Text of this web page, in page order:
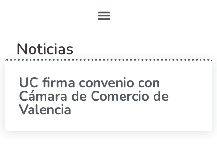
Noticias
UC firma convenio con
Cámara de Comercio de
Valencia